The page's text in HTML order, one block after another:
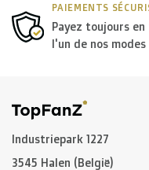
PAIEMENTS
Payez toujours
l'un de nos
Industriepark 1227
3545 Halen (België)